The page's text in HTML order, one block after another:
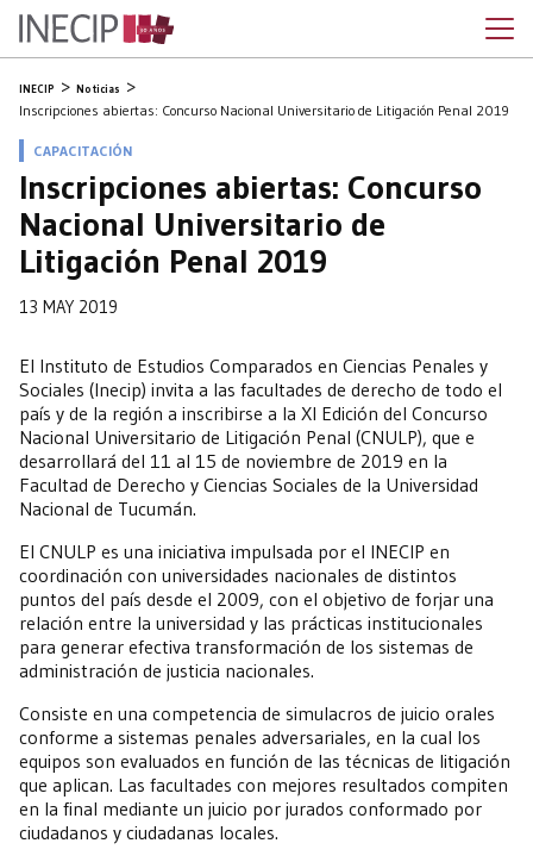
INECIP Noticias
Inscripciones abiertas: Concurso Nacional Universitario de Litigación Penal 2019
CAPACITACIÓN
Inscripciones abiertas: Concurso
Nacional Universitario de
Litigación Penal 2019
13 MAY 2019
El Instituto de Estudios Comparados en Ciencias Penales y
Sociales (Inecip) invita a las facultades de derecho de todo el
país y de la región a inscribirse a la XI Edición del Concurso
Nacional Universitario de Litigación Penal (CNULP), que e
desarrollará del 11 al 15 de noviembre de 2019 en la
Facultad de Derecho y Ciencias Sociales de la Universidad
Nacional de Tucumán.
El CNULP es una iniciativa impulsada por el INECIP en
coordinación con universidades nacionales de distintos
puntos del país desde el 2009, con el objetivo de forjar una
relación entre la universidad y las prácticas institucionales
para generar efectiva transformación de los sistemas de
administración de justicia nacionales.
Consiste en una competencia de simulacros de juicio orales
conforme a sistemas penales adversariales, en la cual los
equipos son evaluados en función de las técnicas de litigación
que aplican. Las facultades con mejores resultados compiten
en la final mediante un juicio por jurados conformado por
ciudadanos y ciudadanas locales.